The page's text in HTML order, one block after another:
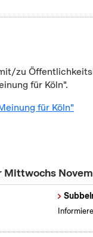
zu
für Köln".
für Köln"
Mittwochs